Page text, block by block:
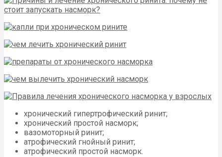
хронический гипертрофический ринит;
хронический простой насморк;
вазомоторный ринит;
атрофический гнойный ринит;
атрофический простой насморк.